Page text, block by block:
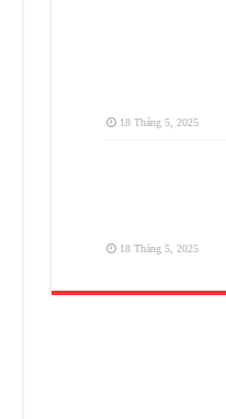
18 Tháng 5, 2025
18 Tháng 5, 2025